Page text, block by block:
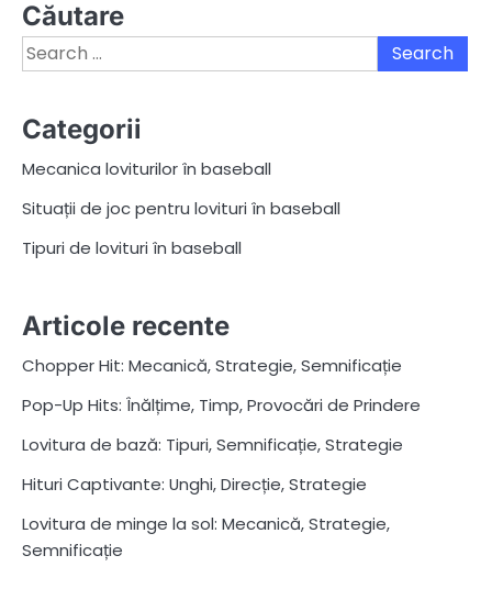
Căutare
Search
for:
Categorii
Mecanica loviturilor în baseball
Situații de joc pentru lovituri în baseball
Tipuri de lovituri în baseball
Articole recente
Chopper Hit: Mecanică, Strategie, Semnificație
Pop-Up Hits: Înălțime, Timp, Provocări de Prindere
Lovitura de bază: Tipuri, Semnificație, Strategie
Hituri Captivante: Unghi, Direcție, Strategie
Lovitura de minge la sol: Mecanică, Strategie,
Semnificație